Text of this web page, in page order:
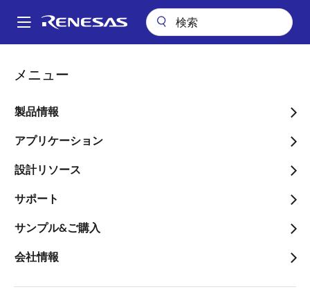
ン
Main
メニュー
製品情報
アプリケーション
設計リソース
サポート
サンプル&ご購入
会社情報
パ
ン
く
ず
IAR Embedded Workbench for Arm用の RA 非セキュア プロジェク
IAR Embedded
Workbench for Arm用の
RA 非セキュア プロジェク
トの生成
2024年12月6日
このビデオについて